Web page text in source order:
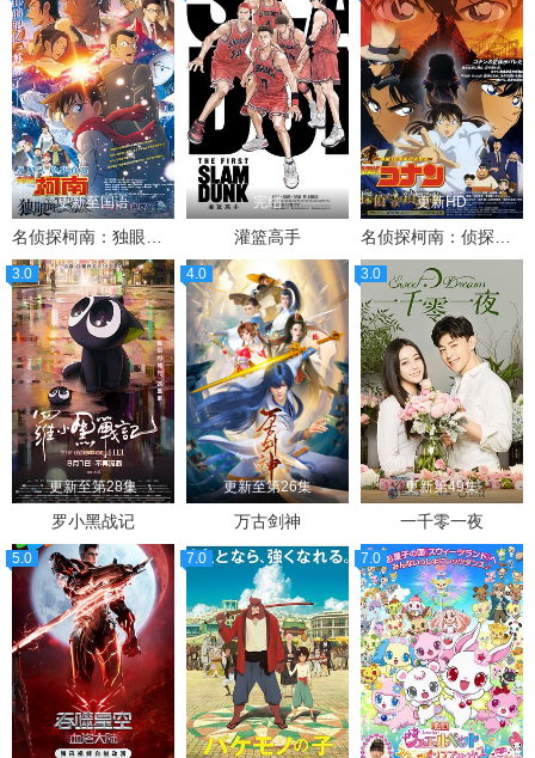
更新至国语 完结
灌篮高手
更新HD
3.0
更新至第28集
罗小黑战记
4.0
更新至第26集
万古剑神
3.0
更新第49集
一千零一夜
5.0 7.0 7.0